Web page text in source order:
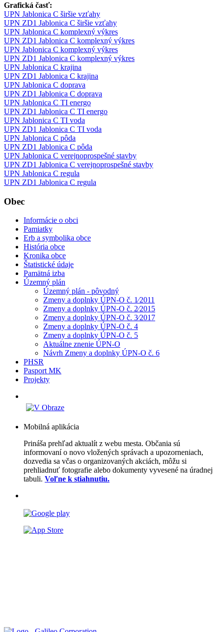
Grafická časť:
UPN Jablonica C širšie vzťahy
UPN ZD1 Jablonica C širšie vzťahy
UPN Jablonica C komplexný výkres
UPN ZD1 Jablonica C komplexný výkres
UPN Jablonica C komplexný výkres
UPN ZD1 Jablonica C komplexný výkres
UPN Jablonica C krajina
UPN ZD1 Jablonica C krajina
UPN Jablonica C doprava
UPN ZD1 Jablonica C doprava
UPN Jablonica C TI energo
UPN ZD1 Jablonica C TI energo
UPN Jablonica C TI voda
UPN ZD1 Jablonica C TI voda
UPN Jablonica C pôda
UPN ZD1 Jablonica C pôda
UPN Jablonica C verejnoprospešné stavby
UPN ZD1 Jablonica C verejnoprospešné stavby
UPN Jablonica C regula
UPN ZD1 Jablonica C regula
Obec
Informácie o obci
Pamiatky
Erb a symbolika obce
História obce
Kronika obce
Štatistické údaje
Pamätná izba
Územný plán
Územný plán - pôvodný
Zmeny a doplnky ÚPN-O č. 1⁄2011
Zmeny a doplnky ÚPN-O č. 2⁄2015
Zmeny a doplnky ÚPN-O č. 3⁄2017
Zmeny a doplnky ÚPN-O č. 4
Zmeny a doplnky ÚPN-O č. 5
Aktuálne znenie ÚPN-O
Návrh Zmeny a doplnky ÚPN-O č. 6
PHSR
Pasport MK
Projekty
Mobilná aplikácia
Prináša prehľad aktualít z webu mesta. Občania sú
informovaní o novo vložených správach a upozorneniach,
dozvedia sa včas o organizovaných akciách, môžu si
prehliadnuť fotografie alebo dokumenty vyvesené na úradnej
tabuli. Voľne k stiahnutiu.